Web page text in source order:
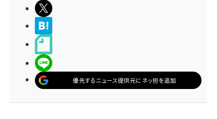
優先するニュース提供元にネッ担を追加